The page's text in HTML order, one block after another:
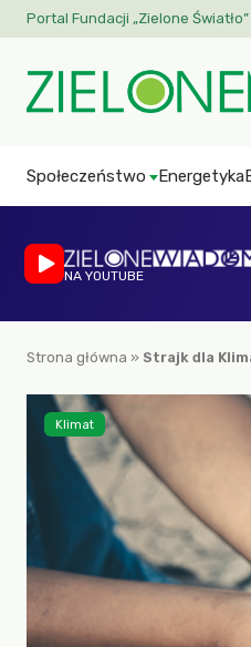
Portal Fundacji „Zielone
Społeczeństwo Energetyka
NA YOUTUBE
Strona główna » Strajk dla
Klimat